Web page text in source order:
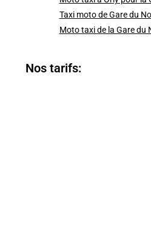
Taxi moto de Gare du
Moto taxi de la Gare du
Nos tarifs: